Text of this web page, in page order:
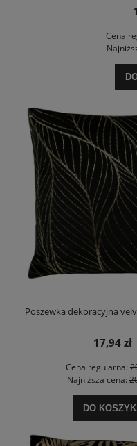
Cena
Poszewka dekoracyjna
17,94 zł
Cena regularna:
Najniższa cena:
DO